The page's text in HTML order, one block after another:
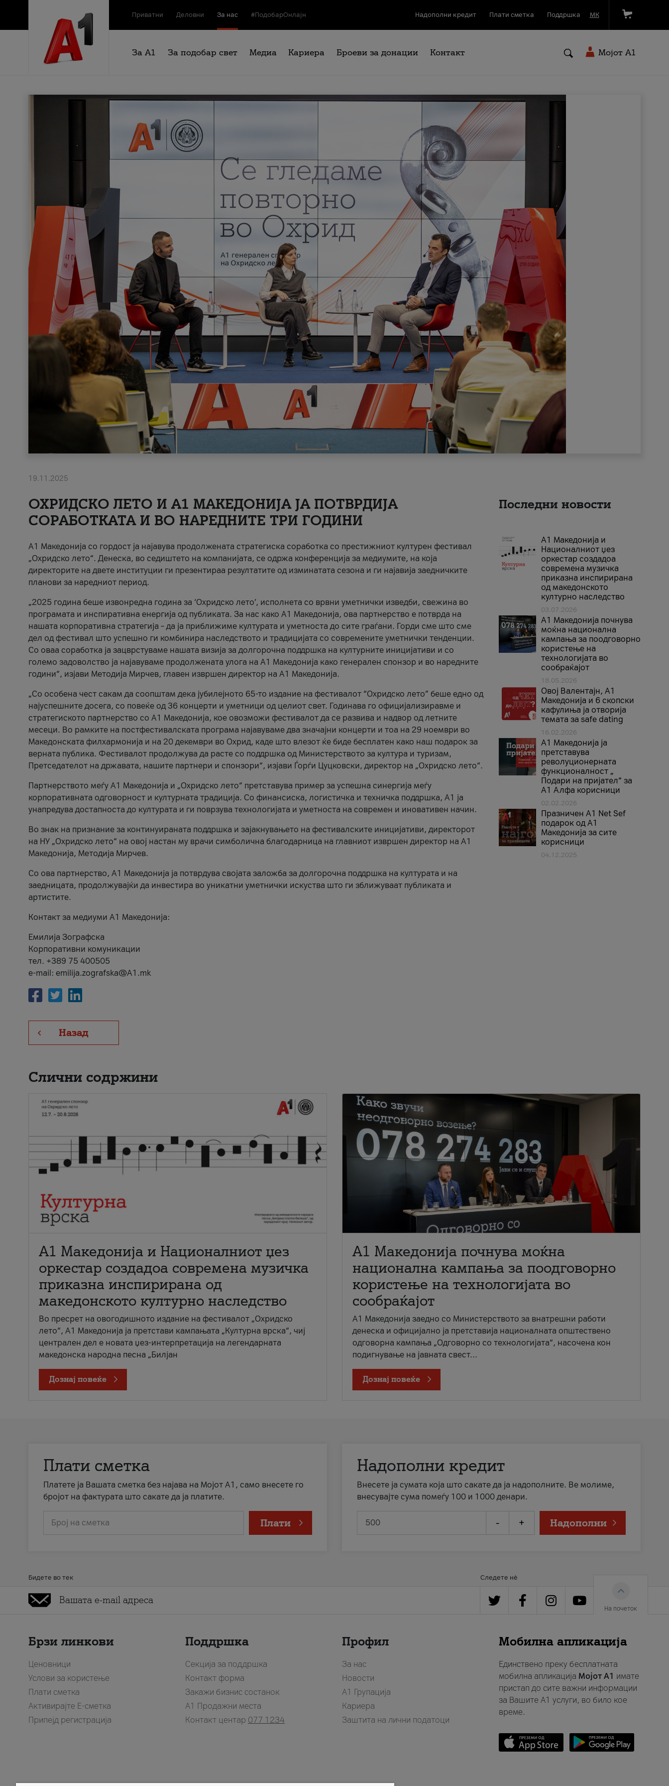
Приватни Деловни За нас #ПодобарОнлајн Надополни кредит Плати сметка Поддршка МК
За А1 За подобар свет Медиа Кариера Броеви за донации Контакт Мојот A1
19.11.2025
ОХРИДСКО ЛЕТО И A1 МАКЕДОНИЈА ЈА ПОТВРДИЈА
СОРАБОТКАТА И ВО НАРЕДНИТЕ ТРИ ГОДИНИ
A1 Македонија со гордост ја најавува продолжената стратегиска соработка со престижниот културен фестивал
„Охридско лето“. Денеска, во седиштето на компанијата, се одржа конференција за медиумите, на која
директорите на двете институции ги презентираа резултатите од изминатата сезона и ги најавија заедничките
планови за наредниот период.
„2025 година беше извонредна година за ‘Охридско лето’, исполнета со врвни уметнички изведби, свежина во
програмата и инспиративна енергија од публиката. За нас како A1 Македонија, ова партнерство е потврда на
нашата корпоративна стратегија – да ја приближиме културата и уметноста до сите граѓани. Горди сме што сме
дел од фестивал што успешно ги комбинира наследството и традицијата со современите уметнички тенденции.
Со оваа соработка ја зацврстуваме нашата визија за долгорочна поддршка на културните иницијативи и со
големо задоволство ја најавуваме продолжената улога на A1 Македонија како генерален спонзор и во наредните
години“, изјави Методија Мирчев, главен извршен директор на A1 Македонија.
„Со особена чест сакам да соопштам дека јубилејното 65-то издание на фестивалот “Охридско лето” беше едно од
најуспешните досега, со повеќе од 36 концерти и уметници од целиот свет. Годинава го официјализиравме и
стратегиското партнерство со А1 Македонија, кое овозможи фестивалот да се развива и надвор од летните
месеци. Во рамките на постфестивалската програма најавуваме два значајни концерти и тоа на 29 ноември во
Македонската филхармонија и на 20 декември во Охрид, каде што влезот ќе биде бесплатен како наш подарок за
верната публика. Фестивалот продолжува да расте со поддршка од Министерството за култура и туризам,
Претседателот на државата, нашите партнери и спонзори“, изјави Ѓорѓи Цуцковски, директор на „Охридско лето“.
Партнерството меѓу A1 Македонија и „Охридско лето“ претставува пример за успешна синергија меѓу
корпоративната одговорност и културната традиција. Со финансиска, логистичка и техничка поддршка, A1 ја
унапредува достапноста до културата и ги поврзува технологијата и уметноста на современ и иновативен начин.
Во знак на признание за континуираната поддршка и зајакнувањето на фестивалските иницијативи, директорот
на НУ „Охридско лето“ на овој настан му врачи симболична благодарница на главниот извршен директор на A1
Македонија, Методија Мирчев.
Со ова партнерство, A1 Македонија ја потврдува својата заложба за долгорочна поддршка на културата и на
заедницата, продолжувајќи да инвестира во уникатни уметнички искуства што ги зближуваат публиката и
артистите.
Контакт за медиуми А1 Македонија:
Емилија Зографска
Корпоративни комуникации
тел. +389 75 400505
e-mail: emilija.zografska@A1.mk
Назад
Последни новости
А1 Македонија и
Националниот џез
оркестар создадоа
современа музичка
приказна инспирирана
од македонското
културно наследство
03.07.2026
A1 Македонија почнува
моќна национална
кампања за поодговорно
користење на
технологијата во
сообраќајот
18.05.2026
Овој Валентајн, A1
Македонија и 6 скопски
кафулиња ја отворија
темата за safe dating
16.02.2026
А1 Македонија ја
претставува
револуционерната
функционалност „
Подари на пријател“ за
А1 Алфа корисници
02.02.2026
Празничен A1 Net Sеf
подарок од А1
Македонија за сите
корисници
04.12.2025
Слични содржини
А1 Македонија и Националниот џез
оркестар создадоа современа музичка
приказна инспирирана од
македонското културно наследство
Во пресрет на овогодишното издание на фестивалот „Охридско
лето“, А1 Македонија ја претстави кампањата „Културна врска“, чиј
централен дел е новата џез-интерпретација на легендарната
македонска народна песна „Билјан
Дознај повеќе
A1 Македонија почнува моќна
национална кампања за поодговорно
користење на технологијата во
сообраќајот
A1 Македонија заедно со Министерството за внатрешни работи
денеска и официјално ја претставија националната општествено
одговорна кампања „Одговорно со технологијата“, насочена кон
подигнување на јавната свест...
Дознај повеќе
Плати сметка
Платете ја Вашата сметка без најава на Мојот А1, само внесете го
бројот на фактурата што сакате да ја платите.
Број на сметка Плати
Надополни кредит
Внесете ја сумата која што сакате да ја надополните. Ве молиме,
внесувајте сума помеѓу 100 и 1000 денари.
- + Надополни
Бидете во тек Следете нè
На почеток
Брзи линкови
Ценовници
Услови за користење
Плати сметка
Активирајте Е-сметка
Припејд регистрација
Поддршка
Секција за поддршка
Контакт форма
Закажи бизнис состанок
A1 Продажни места
Контакт центар 077 1234
Профил
За нас
Новости
А1 Групација
Кариера
Заштита на лични податоци
Мобилна апликација
Единствено преку бесплатната
мобилна апликација Мојот A1 имате
пристап до сите важни информации
за Вашите A1 услуги, во било кое
време.